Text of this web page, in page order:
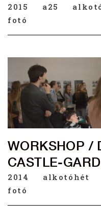
2015 a25
fotó
WORKSHOP /
CASTLE-
2014 alkotóhét
fotó